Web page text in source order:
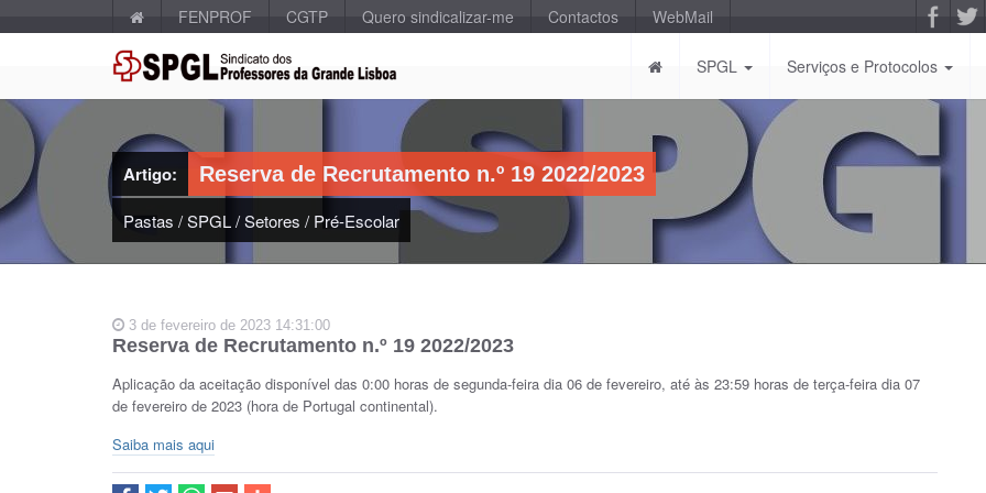
FENPROF CGTP Quero sindicalizar-me Contactos WebMail
SPGL Serviços e Protocolos
Artigo: Reserva de Recrutamento n.º 19 2022/2023
Pastas /SPGL/Setores / Pré-Escolar
3 de fevereiro de 2023 14:31:00
Reserva de Recrutamento n.º 19 2022/2023
Aplicação da aceitação disponível das 0:00 horas de segunda-feira dia 06 de fevereiro, até às 23:59 horas de terça-feira dia 07
de fevereiro de 2023 (hora de Portugal continental).
Saiba mais aqui